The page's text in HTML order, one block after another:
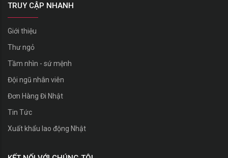
TRUY CẬP NHANH
Giới thiệu
Thư ngỏ
Tầm nhìn - sứ mệnh
Đội ngũ nhân viên
Đơn Hàng Đi Nhật
Tin Tức
Xuất khẩu lao động Nhật